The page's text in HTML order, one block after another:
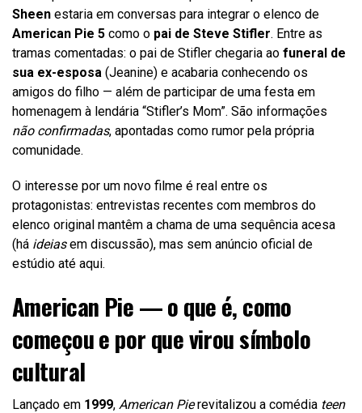
Sheen estaria em conversas para integrar o elenco de
American Pie 5 como o pai de Steve Stifler. Entre as
tramas comentadas: o pai de Stifler chegaria ao funeral de
sua ex-esposa (Jeanine) e acabaria conhecendo os
amigos do filho — além de participar de uma festa em
homenagem à lendária “Stifler’s Mom”. São informações
não confirmadas, apontadas como rumor pela própria
comunidade.
O interesse por um novo filme é real entre os
protagonistas: entrevistas recentes com membros do
elenco original mantêm a chama de uma sequência acesa
(há ideiasem discussão), mas sem anúncio oficial de
estúdio até aqui.
American Pie — o que é, como
começou e por que virou símbolo
cultural
Lançado em 1999, American Pierevitalizou a comédia teen